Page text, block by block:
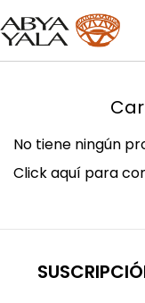
No tiene ningún
Clickaquí para